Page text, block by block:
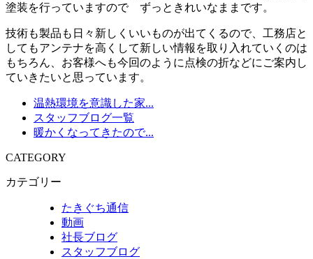
塗装を行っていますので ずっときれいなままです。
技術も製品も日々新しくいいものが出てくるので、工務店と
してもアンテナを高くして新しい情報を取り入れていくのは
もちろん、お客様へも今回のように点検の折などにご案内し
ていきたいと思っています。
温熱環境を意識した家...
スタッフブログ一覧
暖かくなってきたので...
CATEGORY
カテゴリー
たきぐち通信
動画
社長ブログ
スタッフブログ